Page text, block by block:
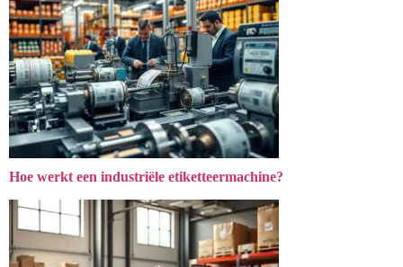
Hoe werkt een industriële etiketteermachine?